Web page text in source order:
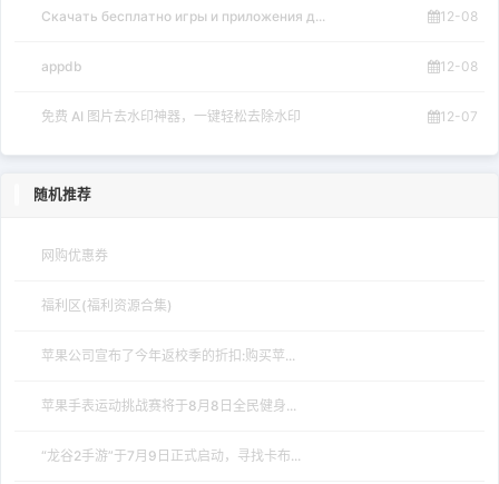
Скачать бесплатно игры и приложения д... 12-08
appdb 12-08
免费 AI 图片去水印神器，一键轻松去除水印 12-07
随机推荐
网购优惠券
福利区(福利资源合集)
苹果公司宣布了今年返校季的折扣:购买苹...
苹果手表运动挑战赛将于8月8日全民健身...
“龙谷2手游”于7月9日正式启动，寻找卡布...